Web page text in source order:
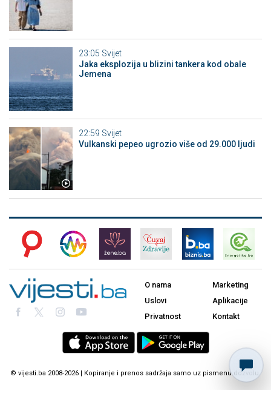
23:05 Svijet
Jaka eksplozija u blizini tankera kod obale
Jemena
22:59 Svijet
Vulkanski pepeo ugrozio više od 29.000 ljudi
O nama
Uslovi
Privatnost
Marketing
Aplikacije
Kontakt
© vijesti.ba 2008-2026 | Kopiranje i prenos sadržaja samo uz pismenu dozvolu.